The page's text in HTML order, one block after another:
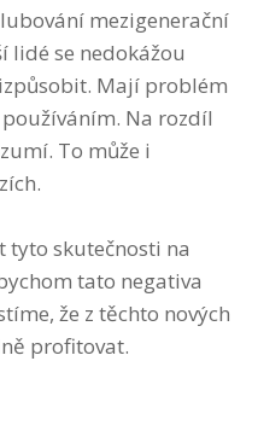
mezigenerační
lidé se nedokážou
Mají problém
Na rozdíl
To může i
tyto skutečnosti na
tato negativa
že z těchto nových
profitovat.